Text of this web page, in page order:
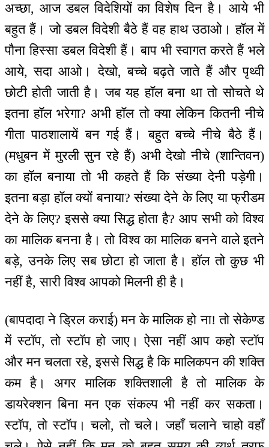
अच्छा, आज डबल विदेशियों का विशेष दिन है। आये भी
बहुत हैं। जो डबल विदेशी बैठे हैं वह हाथ उठाओ। हॉल में
पौना हिस्सा डबल विदेशी हैं। बाप भी स्वागत करते हैं भले
आये, सदा आओ। देखो, बच्चे बढ़ते जाते हैं और पृथ्वी
छोटी होती जाती है। जब यह हॉल बना था तो सोचते थे
इतना हॉल भरेगा? अभी हॉल तो क्या लेकिन कितनी नीचे
गीता पाठशालायें बन गई हैं। बहुत बच्चे नीचे बैठे हैं।
(मधुबन में मुरली सुन रहे हैं) अभी देखो नीचे (शान्तिवन)
का हॉल बनाया तो भी कहते हैं कि संख्या देनी पड़ेगी।
इतना बड़ा हॉल क्यों बनाया? संख्या देने के लिए या फ्रीडम
देने के लिए? इससे क्या सिद्ध होता है? आप सभी को विश्व
का मालिक बनना है। तो विश्व का मालिक बनने वाले इतने
बड़े, उनके लिए सब छोटा हो जाता है। हॉल तो कुछ भी
नहीं है, सारी विश्व आपको मिलनी ही है।
(बापदादा ने ड्रिल कराई) मन के मालिक हो ना! तो सेकेण्ड
में स्टॉप, तो स्टॉप हो जाए। ऐसा नहीं आप कहो स्टॉप
और मन चलता रहे, इससे सिद्ध है कि मालिकपन की शक्ति
कम है। अगर मालिक शक्तिशाली है तो मालिक के
डायरेक्शन बिना मन एक संकल्प भी नहीं कर सकता।
स्टॉप, तो स्टॉप। चलो, तो चले। जहाँ चलाने चाहो वहाँ